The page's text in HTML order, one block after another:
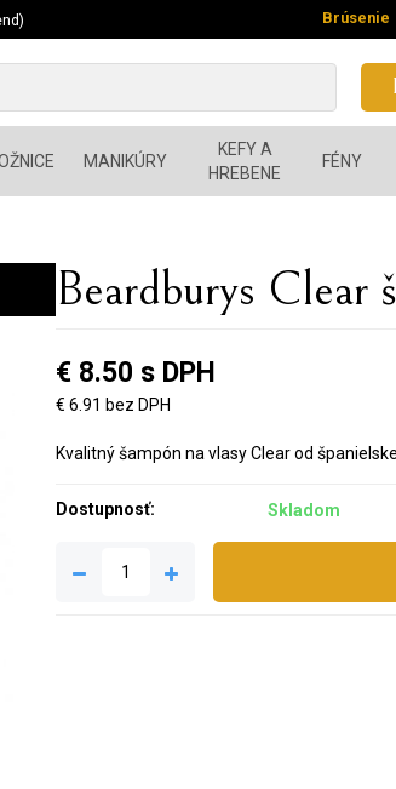
Brúsenie
MANIKÚRY
KEFY A
HREBENE
FÉNY
Beardburys Clear
€ 8.50 s DPH
€ 6.91 bez DPH
Kvalitný šampón na vlasy Clear od
Dostupnosť: Skladom